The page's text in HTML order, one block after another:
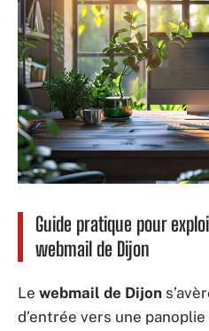
Guide pratique pour
webmail de Dijon
Le webmail de Dijon
d’entrée vers une panoplie